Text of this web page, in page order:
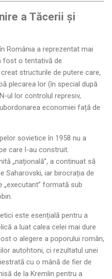
a Tăcerii și
România a reprezentat mai
fost o tentativă de
structurile de putere care,
plecarea lor (în special după
ul lor controlul represiv,
economiei față de
sovietice în 1958 nu a
care l-au construit.
„națională”, a continuat să
Saharovski, iar birocrația de
formată sub
este esențială pentru a
a luat calea celei mai dure
o alegere a poporului român,
autohtoni, ci rezultatul unei
cu o mână de fier de
de la Kremlin pentru a